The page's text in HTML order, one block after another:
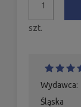
szt.
Wydawca:
Śląska